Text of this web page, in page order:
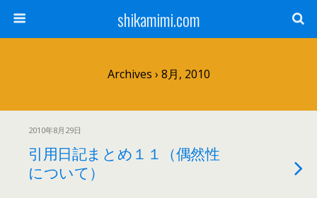
shikamimi.com
Archives › 8月, 2010
2010年8月29日
引用日記まとめ１１（偶然性
について）